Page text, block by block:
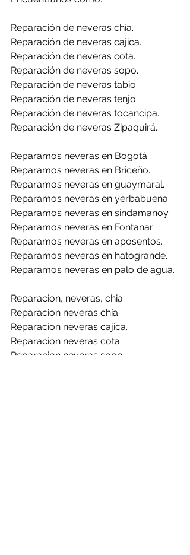
Reparación de neveras chía.
Reparación de neveras cajica.
Reparación de neveras cota.
Reparación de neveras sopo.
Reparación de neveras tabio.
Reparación de neveras tenjo.
Reparación de neveras tocancipa.
Reparación de neveras Zipaquirá.
Reparamos neveras en Bogotá.
Reparamos neveras en Briceño.
Reparamos neveras en guaymaral.
Reparamos neveras en yerbabuena.
Reparamos neveras en sindamanoy.
Reparamos neveras en Fontanar.
Reparamos neveras en aposentos.
Reparamos neveras en hatogrande.
Reparamos neveras en palo de agua.
Reparacion, neveras, chia.
Reparacion neveras chía.
Reparacion neveras cajica.
Reparacion neveras cota.
Reparacion neveras sopo.